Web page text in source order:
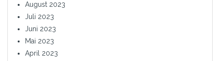
August 2023
Juli 2023
Juni 2023
Mai 2023
April 2023